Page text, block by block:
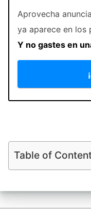
Aprovecha
ya aparece en los
Y no gastes en
Table of